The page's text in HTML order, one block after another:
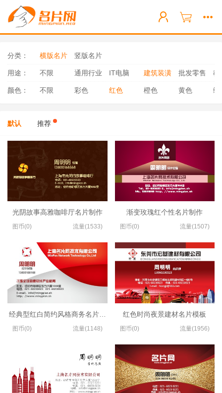
分类： 横版名片 竖版名片
用途： 不限 通用行业 IT电脑 建筑装潢 批发零售 教
颜色： 不限 彩色 红色 橙色 黄色 绿
默认 推荐
光阴故事高雅咖啡厅名片制作
图币(0) 流量(1533)
经典型红白简约风格商务名片模板
图币(0) 流量(1148)
渐变玫瑰红个性名片制作
图币(0) 流量(1507)
红色时尚夜景建材名片模板
图币(0) 流量(1956)